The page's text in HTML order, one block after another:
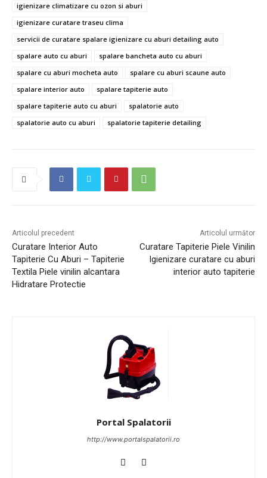
igienizare climatizare cu ozon si aburi
igienizare curatare traseu clima
servicii de curatare spalare igienizare cu aburi detailing auto
spalare auto cu aburi
spalare bancheta auto cu aburi
spalare cu aburi mocheta auto
spalare cu aburi scaune auto
spalare interior auto
spalare tapiterie auto
spalare tapiterie auto cu aburi
spalatorie auto
spalatorie auto cu aburi
spalatorie tapiterie detailing
Articolul precedent
Curatare Interior Auto
Tapiterie Cu Aburi – Tapiterie
Textila Piele vinilin alcantara
Hidratare Protectie
Articolul următor
Curatare Tapiterie Piele Vinilin
Igienizare curatare cu aburi
interior auto tapiterie
Portal Spalatorii
http://www.portalspalatorii.ro